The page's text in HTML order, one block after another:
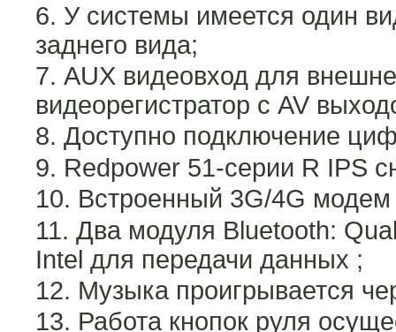
У системы имеется один
заднего вида;
AUX видеовход для
видеорегистратор с AV
Доступно подключение
Redpower 51-серии R IPS
Встроенный 3G/4G
Два модуля Bluetooth:
Intel для передачи данных ;
Музыка проигрывается
Работа кнопок руля